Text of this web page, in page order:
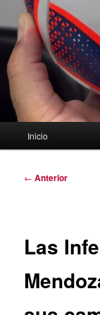
Inicio
Navegación
← Anterior
Las